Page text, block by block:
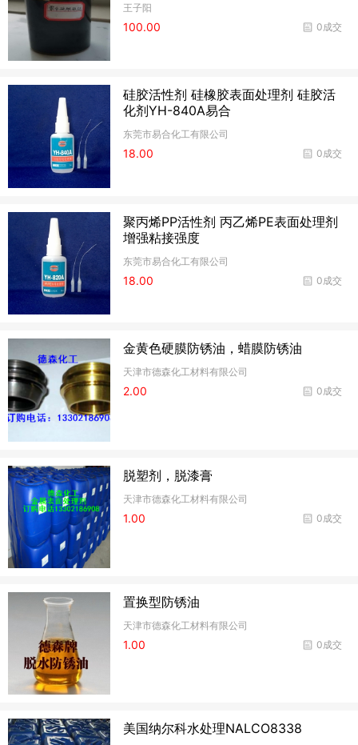
王子阳
0成交
100.00
硅胶活性剂 硅橡胶表面处理剂 硅胶活
化剂YH-840A易合
东莞市易合化工有限公司
0成交
18.00
聚丙烯PP活性剂 丙乙烯PE表面处理剂
增强粘接强度
东莞市易合化工有限公司
0成交
18.00
金黄色硬膜防锈油，蜡膜防锈油
天津市德森化工材料有限公司
0成交
2.00
脱塑剂，脱漆膏
天津市德森化工材料有限公司
0成交
1.00
置换型防锈油
天津市德森化工材料有限公司
0成交
1.00
美国纳尔科水处理NALCO8338